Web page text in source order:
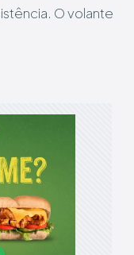
O volante